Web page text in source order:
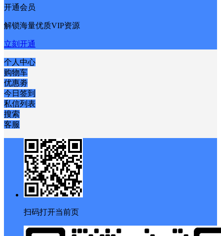
开通会员
解锁海量优质VIP资源
立刻开通
个人中心
购物车
优惠劵
今日签到
私信列表
搜索
客服
扫码打开当前页